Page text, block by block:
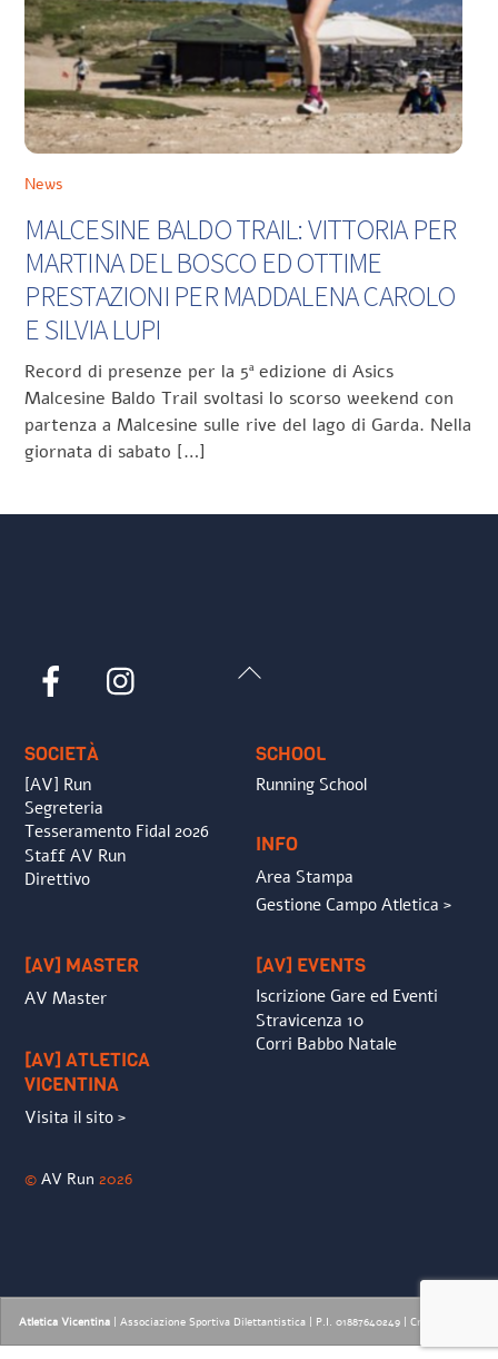
News
MALCESINE BALDO TRAIL: VITTORIA PER
MARTINA DEL BOSCO ED OTTIME
PRESTAZIONI PER MADDALENA CAROLO
E SILVIA LUPI
Record di presenze per la 5ª edizione di Asics
Malcesine Baldo Trail svoltasi lo scorso weekend con
partenza a Malcesine sulle rive del lago di Garda. Nella
giornata di sabato […]
Back
Facebook
SOCIETÀ
[AV] Run
Segreteria
Tesseramento Fidal 2026
Staff AV Run
Direttivo
SCHOOL
Running School
INFO
Area Stampa
Gestione Campo Atletica >
[AV] MASTER
AV Master
[AV] ATLETICA
VICENTINA
Visita il sito >
[AV] EVENTS
Iscrizione Gare ed Eventi
Stravicenza 10
Corri Babbo Natale
©AV Run 2026
Atletica Vicentina | Associazione Sportiva Dilettantistica | P.I. 01887640249 | Credits